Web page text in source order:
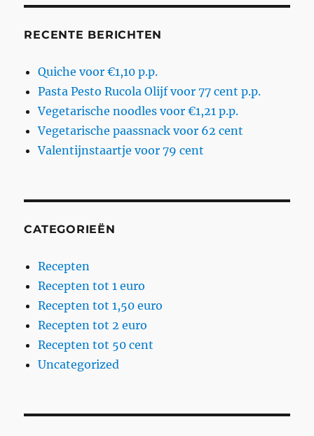
RECENTE BERICHTEN
Quiche voor €1,10 p.p.
Pasta Pesto Rucola Olijf voor 77 cent p.p.
Vegetarische noodles voor €1,21 p.p.
Vegetarische paassnack voor 62 cent
Valentijnstaartje voor 79 cent
CATEGORIEËN
Recepten
Recepten tot 1 euro
Recepten tot 1,50 euro
Recepten tot 2 euro
Recepten tot 50 cent
Uncategorized